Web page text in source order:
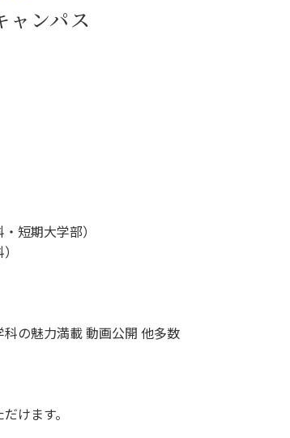
ンパス
短期大学部）
の魅力満載 動画公開 他多数
けます。